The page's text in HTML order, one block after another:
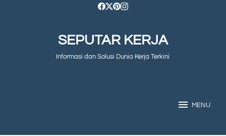
SEPUTAR KERJA
Informasi dan Solusi Dunia Kerja Terkini
MENU